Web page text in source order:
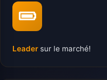
Leader sur le marché!